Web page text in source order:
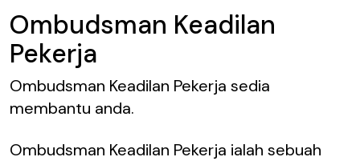
Ombudsman Keadilan
Pekerja
Ombudsman Keadilan Pekerja sedia
membantu anda.
Ombudsman Keadilan Pekerja ialah sebuah